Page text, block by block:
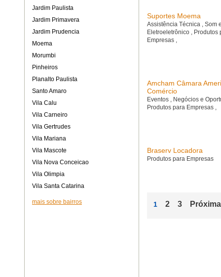
Jardim Paulista
Jardim Primavera
Jardim Prudencia
Moema
Morumbi
Pinheiros
Planalto Paulista
Santo Amaro
Vila Calu
Vila Carneiro
Vila Gertrudes
Vila Mariana
Vila Mascote
Vila Nova Conceicao
Vila Olimpia
Vila Santa Catarina
mais sobre bairros
Suportes Moema
Assistência Técnica , Som
Eletroeletrônico , Produtos
Empresas ,
Amcham Câmara
Comércio
Eventos , Negócios e
Produtos para Empresas ,
Braserv Locadora
Produtos para Empresas
1 2 3 Próxima